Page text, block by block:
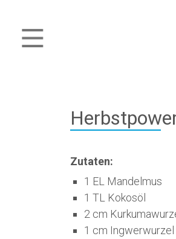
Zutaten:
1 EL Mandelmus
1 TL Kokosöl
2 cm
1 cm Ingwerwurzel